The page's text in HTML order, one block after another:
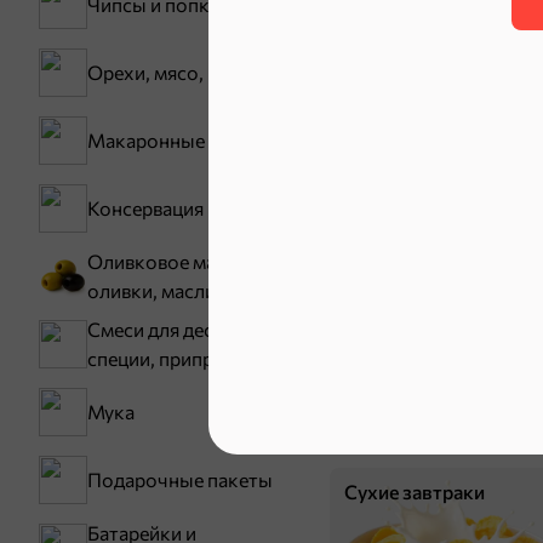
Орехи, мясо, рыба
Макаронные изделия
Консервация
Оливковое масло,
оливки, маслины
Смеси для десертов,
специи, приправы
Мука
Подарочные пакеты
Батарейки и
Снеки и
Сухие завтраки